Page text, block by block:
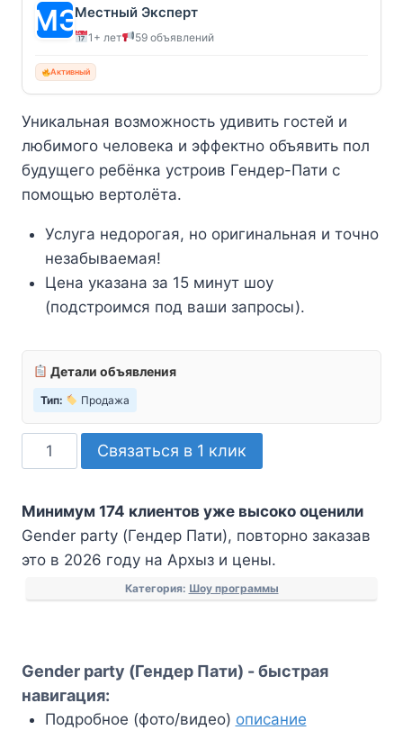
Местный Эксперт
1+ лет 59 объявлений
Активный
Уникальная возможность удивить гостей и
любимого человека и эффектно объявить пол
будущего ребёнка устроив Гендер-Пати с
помощью вертолёта.
Услуга недорогая, но оригинальная и точно
незабываемая!
Цена указана за 15 минут шоу
(подстроимся под ваши запросы).
Детали объявления
Тип: Продажа
Количество
товара
party
(Гендер
Пати)
Связаться в 1 клик
Минимум 174 клиентов уже высоко оценили
Gender party (Гендер Пати), повторно заказав
это в 2026 году на Архыз и цены.
Категория: Шоу программы
Gender party (Гендер Пати) - быстрая
навигация:
Подробное (фото/видео) описание